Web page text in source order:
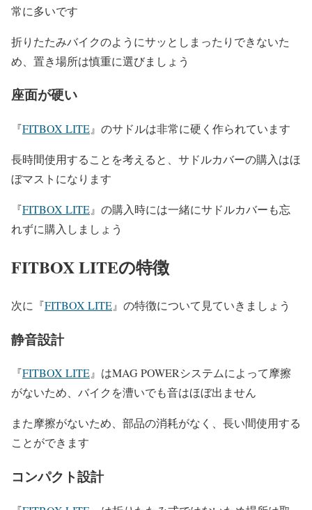
常に多いです
折りたたみバイクのようにサッとしまったりできないた
め、置き場所は慎重に選びましょう
座面が硬い
『FITBOX LITE』のサドルは非常に硬く作られています
長時間使用することを考えると、サドルカバーの購入はほ
ぼマストになります
『FITBOX LITE』の購入時には一緒にサドルカバーも忘
れずに購入しましょう
FITBOX LITEの特徴
次に『FITBOX LITE』の特徴について見ていきましょう
静音設計
『FITBOX LITE』はMAG POWERシステムによって摩擦
がないため、バイクを漕いでも音はほぼ出ません
また摩擦がないため、部品の消耗がなく、長い間使用する
ことができます
コンパクト設計